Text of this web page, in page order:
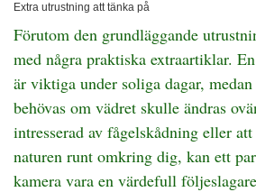
Extra utrustning att tänka på
Förutom den grundläggande
med några praktiska extraartiklar.
är viktiga under soliga dagar,
behövas om vädret skulle ändras
intresserad av fågelskådning eller
naturen runt omkring dig, kan ett
kamera vara en värdefull